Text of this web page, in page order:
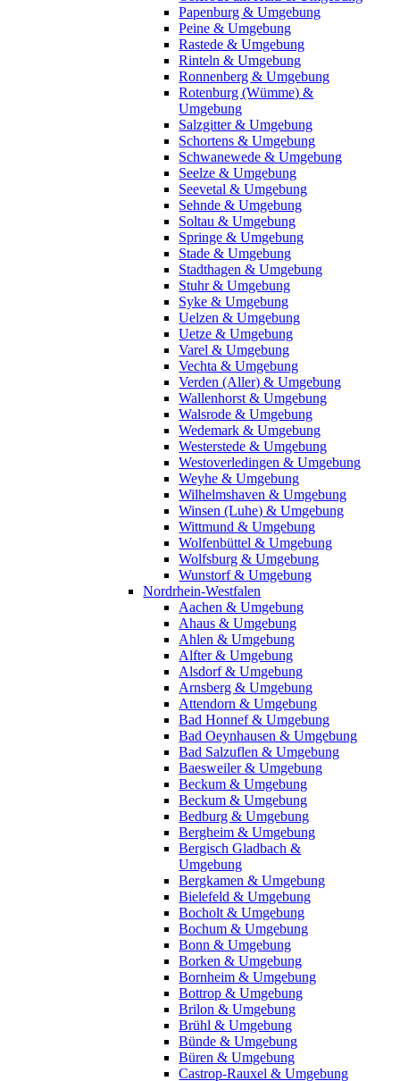
Papenburg & Umgebung
Peine & Umgebung
Rastede & Umgebung
Rinteln & Umgebung
Ronnenberg & Umgebung
Rotenburg (Wümme) &
Umgebung
Salzgitter & Umgebung
Schortens & Umgebung
Schwanewede & Umgebung
Seelze & Umgebung
Seevetal & Umgebung
Sehnde & Umgebung
Soltau & Umgebung
Springe & Umgebung
Stade & Umgebung
Stadthagen & Umgebung
Stuhr & Umgebung
Syke & Umgebung
Uelzen & Umgebung
Uetze & Umgebung
Varel & Umgebung
Vechta & Umgebung
Verden (Aller) & Umgebung
Wallenhorst & Umgebung
Walsrode & Umgebung
Wedemark & Umgebung
Westerstede & Umgebung
Westoverledingen & Umgebung
Weyhe & Umgebung
Wilhelmshaven & Umgebung
Winsen (Luhe) & Umgebung
Wittmund & Umgebung
Wolfenbüttel & Umgebung
Wolfsburg & Umgebung
Wunstorf & Umgebung
Nordrhein-Westfalen
Aachen & Umgebung
Ahaus & Umgebung
Ahlen & Umgebung
Alfter & Umgebung
Alsdorf & Umgebung
Arnsberg & Umgebung
Attendorn & Umgebung
Bad Honnef & Umgebung
Bad Oeynhausen & Umgebung
Bad Salzuflen & Umgebung
Baesweiler & Umgebung
Beckum & Umgebung
Beckum & Umgebung
Bedburg & Umgebung
Bergheim & Umgebung
Bergisch Gladbach &
Umgebung
Bergkamen & Umgebung
Bielefeld & Umgebung
Bocholt & Umgebung
Bochum & Umgebung
Bonn & Umgebung
Borken & Umgebung
Bornheim & Umgebung
Bottrop & Umgebung
Brilon & Umgebung
Brühl & Umgebung
Bünde & Umgebung
Büren & Umgebung
Castrop-Rauxel & Umgebung